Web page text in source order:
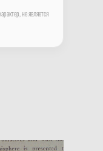
не является